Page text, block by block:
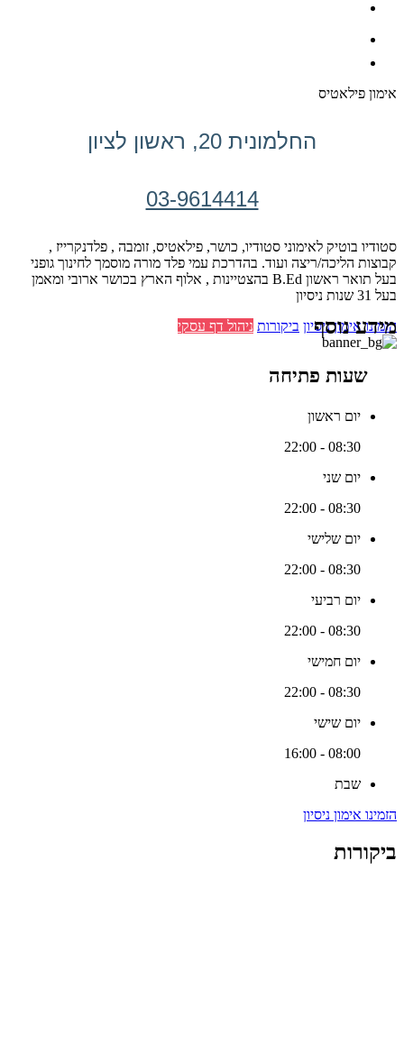
אימון פילאטיס
החלמונית 20, ראשון לציון
03-9614414
סטודיו בוטיק לאימוני סטודיו, כושר, פילאטיס, זומבה , פלדנקרייז ,
קבוצות הליכה/ריצה ועוד. בהדרכת עמי פלד מורה מוסמך לחינוך גופני
בעל תואר ראשון B.Ed בהצטיינות , אלוף הארץ בכושר ארובי ומאמן
בעל 31 שנות ניסיון
הזמינו אימון ניסיון ביקורות ניהול דף עסקי מידע נוסף
שעות פתיחה
יום ראשון
08:30 - 22:00
יום שני
08:30 - 22:00
יום שלישי
08:30 - 22:00
יום רביעי
08:30 - 22:00
יום חמישי
08:30 - 22:00
יום שישי
08:00 - 16:00
שבת
הזמינו אימון ניסיון
ביקורות